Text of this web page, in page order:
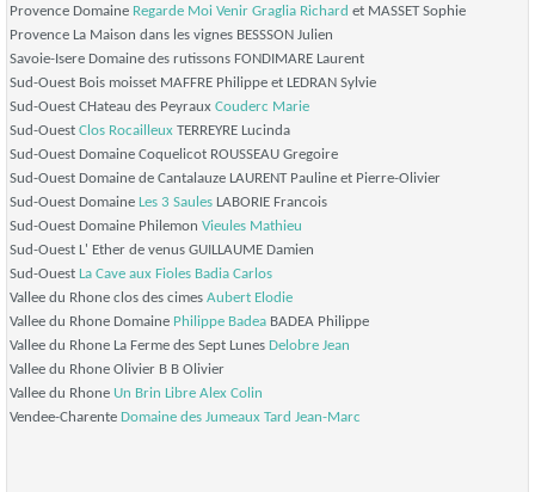
Provence Domaine Regarde Moi Venir Graglia Richard et MASSET Sophie
Provence La Maison dans les vignes BESSSON Julien
Savoie-Isere Domaine des rutissons FONDIMARE Laurent
Sud-Ouest Bois moisset MAFFRE Philippe et LEDRAN Sylvie
Sud-Ouest CHateau des Peyraux Couderc Marie
Sud-Ouest Clos Rocailleux TERREYRE Lucinda
Sud-Ouest Domaine Coquelicot ROUSSEAU Gregoire
Sud-Ouest Domaine de Cantalauze LAURENT Pauline et Pierre-Olivier
Sud-Ouest Domaine Les 3 Saules LABORIE Francois
Sud-Ouest Domaine Philemon Vieules Mathieu
Sud-Ouest L' Ether de venus GUILLAUME Damien
Sud-Ouest La Cave aux Fioles Badia Carlos
Vallee du Rhone clos des cimes Aubert Elodie
Vallee du Rhone Domaine Philippe Badea BADEA Philippe
Vallee du Rhone La Ferme des Sept Lunes Delobre Jean
Vallee du Rhone Olivier B B Olivier
Vallee du Rhone Un Brin Libre Alex Colin
Vendee-Charente Domaine des Jumeaux Tard Jean-Marc